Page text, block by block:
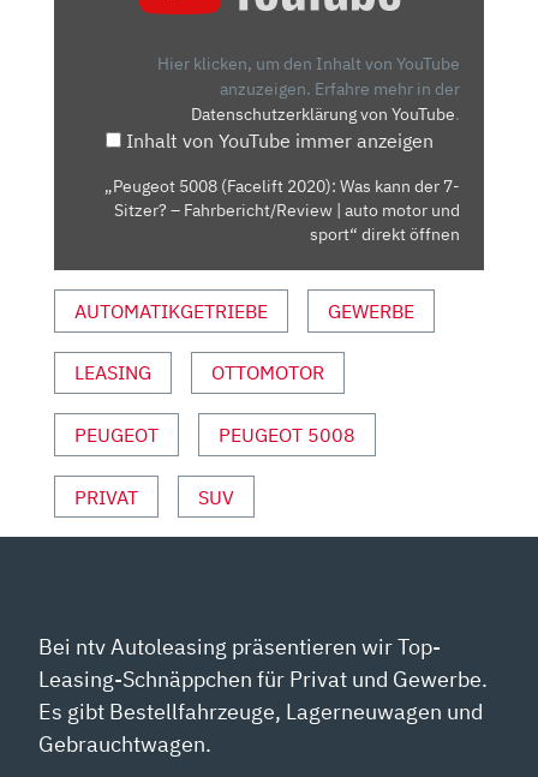
SITZER?
AUTO
MOTOR
UND
SPORT“
YOUTUBE
ANZEIGEN
Hier klicken, um den Inhalt von YouTube
anzuzeigen. Erfahre mehr in der
Datenschutzerklärung von YouTube.
Inhalt von YouTube immer anzeigen
„Peugeot 5008 (Facelift 2020): Was kann der 7-
Sitzer? – Fahrbericht/Review | auto motor und
sport“ direkt öffnen
AUTOMATIKGETRIEBE GEWERBE
LEASING OTTOMOTOR
PEUGEOT PEUGEOT 5008
PRIVAT SUV
Bei ntv Autoleasing präsentieren wir Top-
Leasing-Schnäppchen für Privat und Gewerbe.
Es gibt Bestellfahrzeuge, Lagerneuwagen und
Gebrauchtwagen.